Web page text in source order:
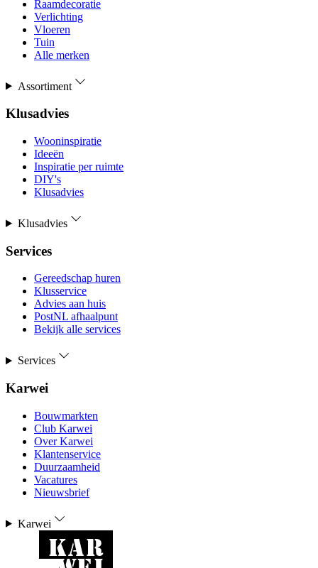
Raamdecoratie
Verlichting
Vloeren
Tuin
Alle merken
Assortiment
Klusadvies
Wooninspiratie
Ideeën
Inspiratie per ruimte
DIY's
Klusadvies
Klusadvies
Services
Gereedschap huren
Klusservice
Advies aan huis
PostNL afhaalpunt
Bekijk alle services
Services
Karwei
Bouwmarkten
Club Karwei
Over Karwei
Klantenservice
Duurzaamheid
Vacatures
Nieuwsbrief
Karwei